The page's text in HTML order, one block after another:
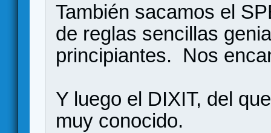
También sacamos el
de reglas sencillas
principiantes. Nos
Y luego el DIXIT, del
muy conocido.